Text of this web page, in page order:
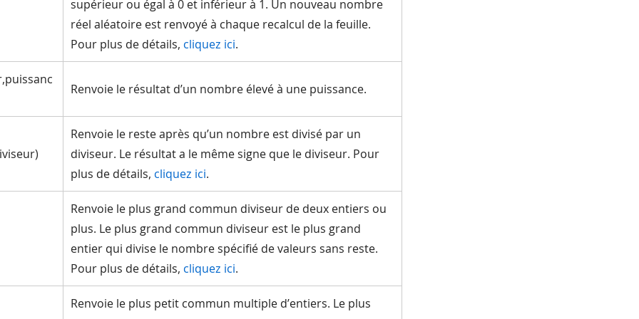
supérieur ou égal à 0 et inférieur à 1. Un nouveau nombre
réel aléatoire est renvoyé à chaque recalcul de la feuille.
Pour plus de détails, cliquez ici.
Renvoie le résultat d’un nombre élevé à une puissance.
Renvoie le reste après qu’un nombre est divisé par un
diviseur. Le résultat a le même signe que le diviseur. Pour
plus de détails, cliquez ici.
Renvoie le plus grand commun diviseur de deux entiers ou
plus. Le plus grand commun diviseur est le plus grand
entier qui divise le nombre spécifié de valeurs sans reste.
Pour plus de détails, cliquez ici.
Renvoie le plus petit commun multiple d’entiers. Le plus